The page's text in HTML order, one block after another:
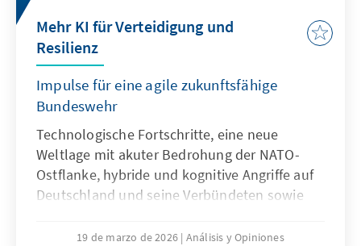
Entwicklungen.
Mehr KI für Verteidigung und
Resilienz
Impulse für eine agile zukunftsfähige
Bundeswehr
Technologische Fortschritte, eine neue
Weltlage mit akuter Bedrohung der NATO-
Ostflanke, hybride und kognitive Angriffe auf
Deutschland und seine Verbündeten sowie
stellen die Bundeswehr vor neue
19 de marzo de 2026 Análisis y Opiniones